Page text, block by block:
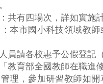
共有四場次，詳如實施計
本市國小科技領域教
員請各校惠予公假登記
教育部全國教師在職進
理，參加研習教師如